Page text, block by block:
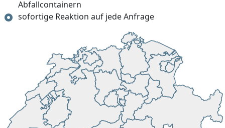
Abfallcontainern
sofortige Reaktion auf jede Anfrage